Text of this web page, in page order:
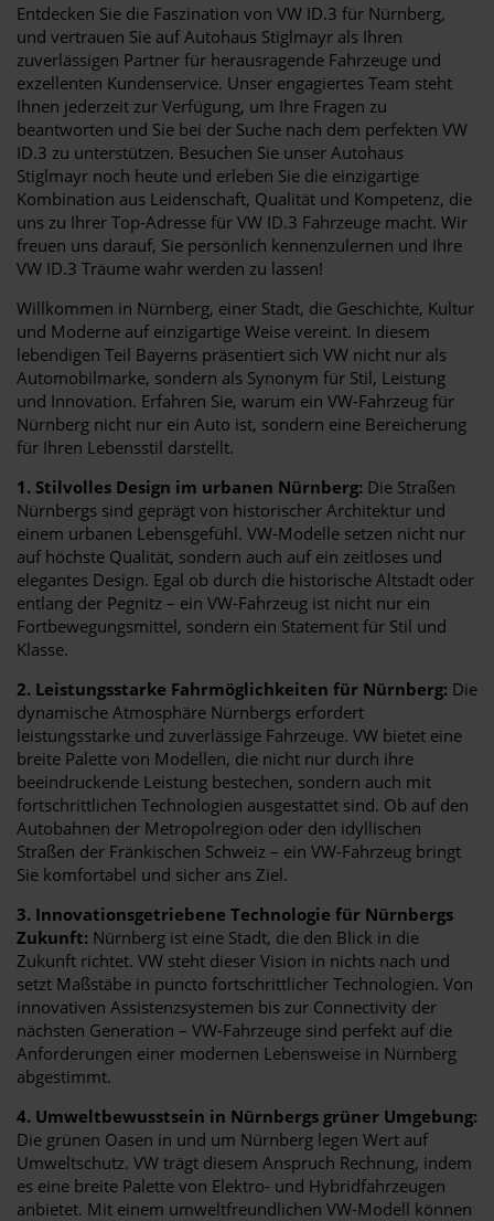
Entdecken Sie die Faszination von VW ID.3 für Nürnberg,
und vertrauen Sie auf Autohaus Stiglmayr als Ihren
zuverlässigen Partner für herausragende Fahrzeuge und
exzellenten Kundenservice. Unser engagiertes Team steht
Ihnen jederzeit zur Verfügung, um Ihre Fragen zu
beantworten und Sie bei der Suche nach dem perfekten VW
ID.3 zu unterstützen. Besuchen Sie unser Autohaus
Stiglmayr noch heute und erleben Sie die einzigartige
Kombination aus Leidenschaft, Qualität und Kompetenz, die
uns zu Ihrer Top-Adresse für VW ID.3 Fahrzeuge macht. Wir
freuen uns darauf, Sie persönlich kennenzulernen und Ihre
VW ID.3 Träume wahr werden zu lassen!
Willkommen in Nürnberg, einer Stadt, die Geschichte, Kultur
und Moderne auf einzigartige Weise vereint. In diesem
lebendigen Teil Bayerns präsentiert sich VW nicht nur als
Automobilmarke, sondern als Synonym für Stil, Leistung
und Innovation. Erfahren Sie, warum ein VW-Fahrzeug für
Nürnberg nicht nur ein Auto ist, sondern eine Bereicherung
für Ihren Lebensstil darstellt.
1. Stilvolles Design im urbanen Nürnberg: Die Straßen
Nürnbergs sind geprägt von historischer Architektur und
einem urbanen Lebensgefühl. VW-Modelle setzen nicht nur
auf höchste Qualität, sondern auch auf ein zeitloses und
elegantes Design. Egal ob durch die historische Altstadt oder
entlang der Pegnitz – ein VW-Fahrzeug ist nicht nur ein
Fortbewegungsmittel, sondern ein Statement für Stil und
Klasse.
2. Leistungsstarke Fahrmöglichkeiten für Nürnberg: Die
dynamische Atmosphäre Nürnbergs erfordert
leistungsstarke und zuverlässige Fahrzeuge. VW bietet eine
breite Palette von Modellen, die nicht nur durch ihre
beeindruckende Leistung bestechen, sondern auch mit
fortschrittlichen Technologien ausgestattet sind. Ob auf den
Autobahnen der Metropolregion oder den idyllischen
Straßen der Fränkischen Schweiz – ein VW-Fahrzeug bringt
Sie komfortabel und sicher ans Ziel.
3. Innovationsgetriebene Technologie für Nürnbergs
Zukunft: Nürnberg ist eine Stadt, die den Blick in die
Zukunft richtet. VW steht dieser Vision in nichts nach und
setzt Maßstäbe in puncto fortschrittlicher Technologien. Von
innovativen Assistenzsystemen bis zur Connectivity der
nächsten Generation – VW-Fahrzeuge sind perfekt auf die
Anforderungen einer modernen Lebensweise in Nürnberg
abgestimmt.
4. Umweltbewusstsein in Nürnbergs grüner Umgebung:
Die grünen Oasen in und um Nürnberg legen Wert auf
Umweltschutz. VW trägt diesem Anspruch Rechnung, indem
es eine breite Palette von Elektro- und Hybridfahrzeugen
anbietet. Mit einem umweltfreundlichen VW-Modell können